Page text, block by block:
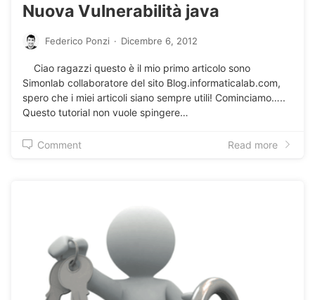
Nuova Vulnerabilità java
Federico Ponzi · Dicembre 6, 2012
Ciao ragazzi questo è il mio primo articolo sono
Simonlab collaboratore del sito Blog.informaticalab.com,
spero che i miei articoli siano sempre utili! Cominciamo…..
Questo tutorial non vuole spingere…
Comment Read more